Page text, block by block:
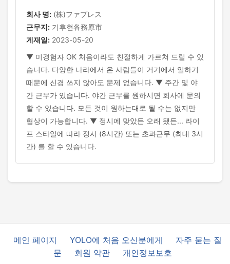
회사 명: (株)ファブレス
근무지: 기후현各務原市
게재일: 2023-05-20
▼ 미경험자 OK 처음이라도 친절하게 가르쳐 드릴 수 있
습니다. 다양한 나라에서 온 사람들이 거기에서 일하기
때문에 신경 쓰지 않아도 문제 없습니다. ▼ 주간 및 야
간 근무가 있습니다. 야간 근무를 원하시면 회사에 문의
할 수 있습니다. 모든 것이 원하는대로 될 수는 없지만
협상이 가능합니다. ▼ 정시에 맞았든 오래 됐든... 라이
프 스타일에 따라 정시 (8시간) 또는 초과근무 (최대 3시
간) 를 할 수 있습니다.
메인 페이지 YOLO에 처음 오신분에게
자주 묻는 질
문
회원 약관 개인정보보호